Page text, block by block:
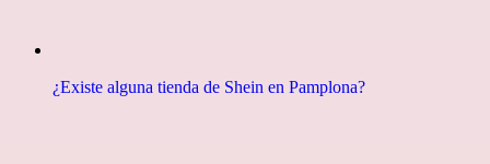
¿Existe alguna tienda de Shein en Pamplona?